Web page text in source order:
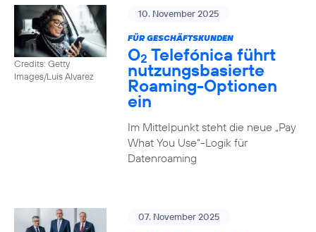
Credits: Getty
Images/Luis Alvarez
10. November 2025
FÜR GESCHÄFTSKUNDEN
O2 Telefónica führt
nutzungs­basierte
Roaming-Optionen
ein
Im Mittelpunkt steht die neue „Pay
What You Use“-Logik für
Datenroaming
07. November 2025